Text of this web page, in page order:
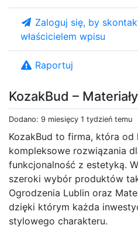
KozakBud –
Dodano: 9 miesięcy 1 tydzień temu
KozakBud to firma, która od
kompleksowe rozwiązania
funkcjonalność z estetyką.
szeroki wybór produktów
Ogrodzenia Lublin oraz
dzięki którym każda
stylowego charakteru.
Zaloguj się, by
właścicielem wpisu
Raportuj